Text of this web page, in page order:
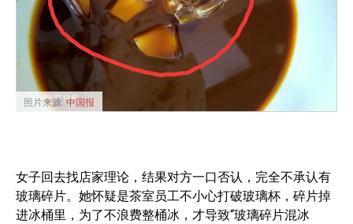
照片来源: 中国报
女子回去找店家理论，结果对方一口否认，完全不承认有
玻璃碎片。她怀疑是茶室员工不小心打破玻璃杯，碎片掉
进冰桶里，为了不浪费整桶冰，才导致“玻璃碎片混冰